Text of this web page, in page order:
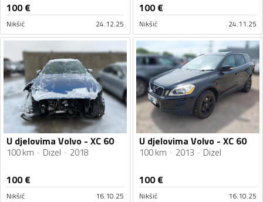
100€
Nikšić 24.12.25
100€
Nikšić 24.11.25
U djelovima Volvo - XC 60
100 km Dizel 2018
100€
Nikšić 16.10.25
U djelovima Volvo - XC 60
100 km 2013 Dizel
100€
Nikšić 16.10.25